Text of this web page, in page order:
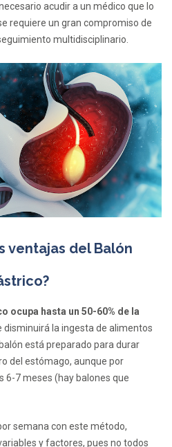
acudir a un médico que lo
requiere un gran compromiso de
multidisciplinario.
ventajas del Balón
ocupa hasta un 50-60% de la
disminuirá la ingesta de alimentos
está preparado para durar
del estómago, aunque por
6-7 meses (hay balones que
semana con este método,
y factores, pues no todos